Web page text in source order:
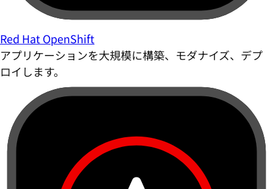
Red Hat OpenShift
アプリケーションを大規模に構築、モダナイズ、デプ
ロイします。